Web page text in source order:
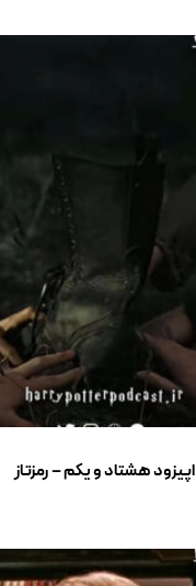
اپیزود هشتاد و یکم – رمزتاز